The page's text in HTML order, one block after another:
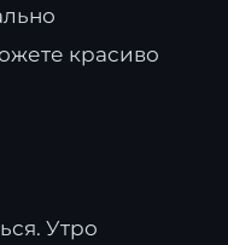
красиво
Утро